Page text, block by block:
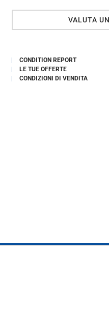
VALUTA
CONDITION REPORT
LE TUE OFFERTE
CONDIZIONI DI VENDITA